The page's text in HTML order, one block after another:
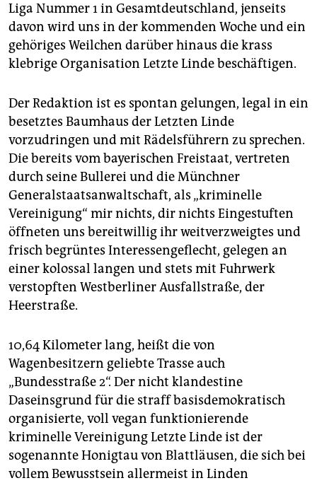
genossenschaft
epaper login
Liga Nummer 1 in Gesamtdeutschland, jenseits
davon wird uns in der kommenden Woche und ein
gehöriges Weilchen darüber hinaus die krass
klebrige Organisation Letzte Linde beschäftigen.
Der Redaktion ist es spontan gelungen, legal in ein
besetztes Baumhaus der Letzten Linde
vorzudringen und mit Rädelsführern zu sprechen.
Die bereits vom bayerischen Freistaat, vertreten
durch seine Bullerei und die Münchner
Generalstaatsanwaltschaft, als „kriminelle
Vereinigung“ mir nichts, dir nichts Eingestuften
öffneten uns bereitwillig ihr weitverzweigtes und
frisch begrüntes Interessengeflecht, gelegen an
einer kolossal langen und stets mit Fuhrwerk
verstopften Westberliner Ausfallstraße, der
Heerstraße.
10,64 Kilometer lang, heißt die von
Wagenbesitzern geliebte Trasse auch
„Bundesstraße 2“. Der nicht klandestine
Daseinsgrund für die straff basisdemokratisch
organisierte, voll vegan funktionierende
kriminelle Vereinigung Letzte Linde ist der
sogenannte Honigtau von Blattläusen, die sich bei
vollem Bewusstsein allermeist in Linden